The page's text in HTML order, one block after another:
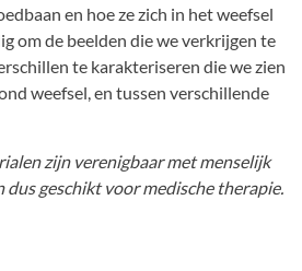
en hoe ze zich in het weefsel
om de beelden die we verkrijgen te
te karakteriseren die we zien
weefsel, en tussen verschillende
zijn verenigbaar met menselijk
geschikt voor medische therapie.